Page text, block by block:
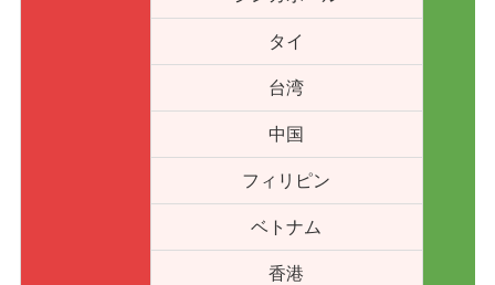
タイ
台湾
中国
フィリピン
ベトナム
香港